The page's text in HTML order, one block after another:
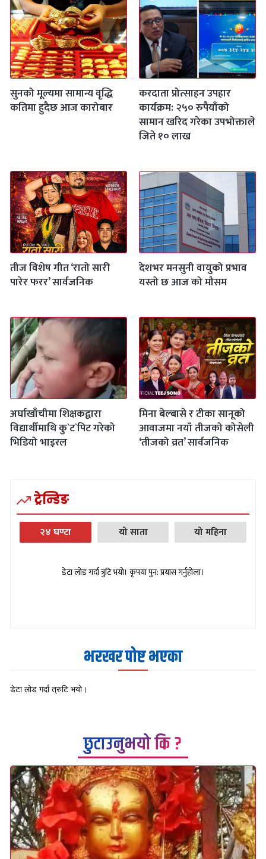
सुनको मूल्यमा सामान्य वृद्धि
कतिमा हुदैछ आज कारोबार
करदाता प्रोत्साहन उपहार
कार्यक्रम: २५० रुपैयाँको
सामान खरिद गरेका उपभोक्ताले
जिते १० लाख
तीज विशेष गीत ‘रातो सारी
पारेर फरर’ सार्वजनिक
देशभर मनसुनी वायुको प्रभाव
यस्तो छ आज को मौसम
अर्घाखाँचीमा शिक्षकद्वारा
विद्यार्थीमाथि कु`ट`पिट गरेको
भिडियो भाइरल
मिना बेल्बासे र टीका सानूको
आवाजमा नयाँ तीजको कोसेली
‘तीजको व्रत’ सार्वजनिक
ट्रेन्डिङ
२४ घण्टा यो साता यो महिना
डेटा लोड गर्दा त्रुटि भयो। कृपया पुन: प्रयास गर्नुहोला।
भरखर पोष्ट भएका
डेटा लोड गर्दा त्रुटि भयो।
छुटाउनुभयो कि ?